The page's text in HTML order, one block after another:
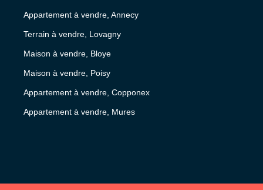
Appartement à vendre, Annecy
Terrain à vendre, Lovagny
Maison à vendre, Bloye
Maison à vendre, Poisy
Appartement à vendre, Copponex
Appartement à vendre, Mures